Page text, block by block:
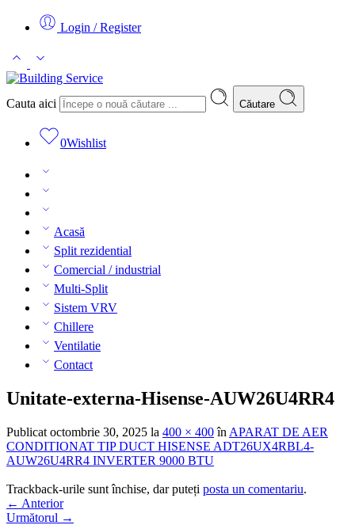
Login / Register
Cauta aici Căutare
0Wishlist
Acasă
Split rezidential
Comercial / industrial
Multi-Split
Sistem VRV
Chillere
Ventilatie
Contact
Unitate-externa-Hisense-AUW26U4RR4
Publicat octombrie 30, 2025 la 400 × 400în APARAT DE AER
CONDITIONAT TIP DUCT HISENSE ADT26UX4RBL4-
AUW26U4RR4 INVERTER 9000 BTU
Trackback-urile sunt închise, dar puteți posta un comentariu.
← Anterior
Următorul →